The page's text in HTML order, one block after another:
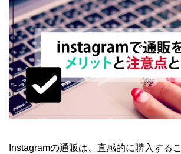
Instagramの通販は、直感的に購入する